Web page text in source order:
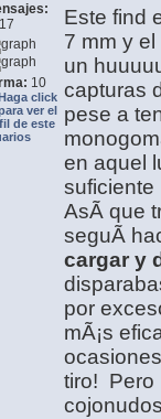
10
Este find
7 mm y
un
capturas
pese a
en aquel
suficiente
AsÃ­ que
seguÃ­
cargar y
por
mÃ¡s
tiro! Pero